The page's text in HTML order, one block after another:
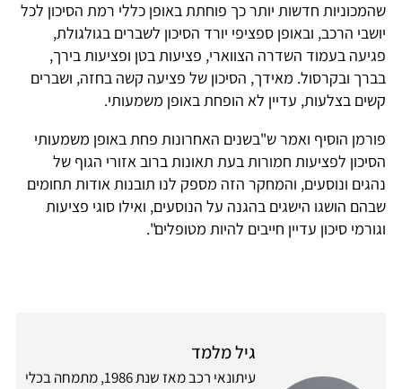
שהמכוניות חדשות יותר כך פוחתת באופן כללי רמת הסיכון לכל
יושבי הרכב, ובאופן ספציפי יורד הסיכון לשברים בגולגולת,
פגיעה בעמוד השדרה הצווארי, פציעות בטן ופציעות בירך,
בברך ובקרסול. מאידך, הסיכון של פציעה קשה בחזה, ושברים
קשים בצלעות, עדיין לא הופחת באופן משמעותי.
פורמן הוסיף ואמר ש"בשנים האחרונות פחת באופן משמעותי
הסיכון לפציעות חמורות בעת תאונות ברוב אזורי הגוף של
נהגים ונוסעים, והמחקר הזה מספק לנו תובנות אודות תחומים
שבהם הושגו הישגים בהגנה על הנוסעים, ואילו סוגי פציעות
וגורמי סיכון עדיין חייבים להיות מטופלים".
גיל מלמד
עיתונאי רכב מאז שנת 1986, מתמחה בכלי